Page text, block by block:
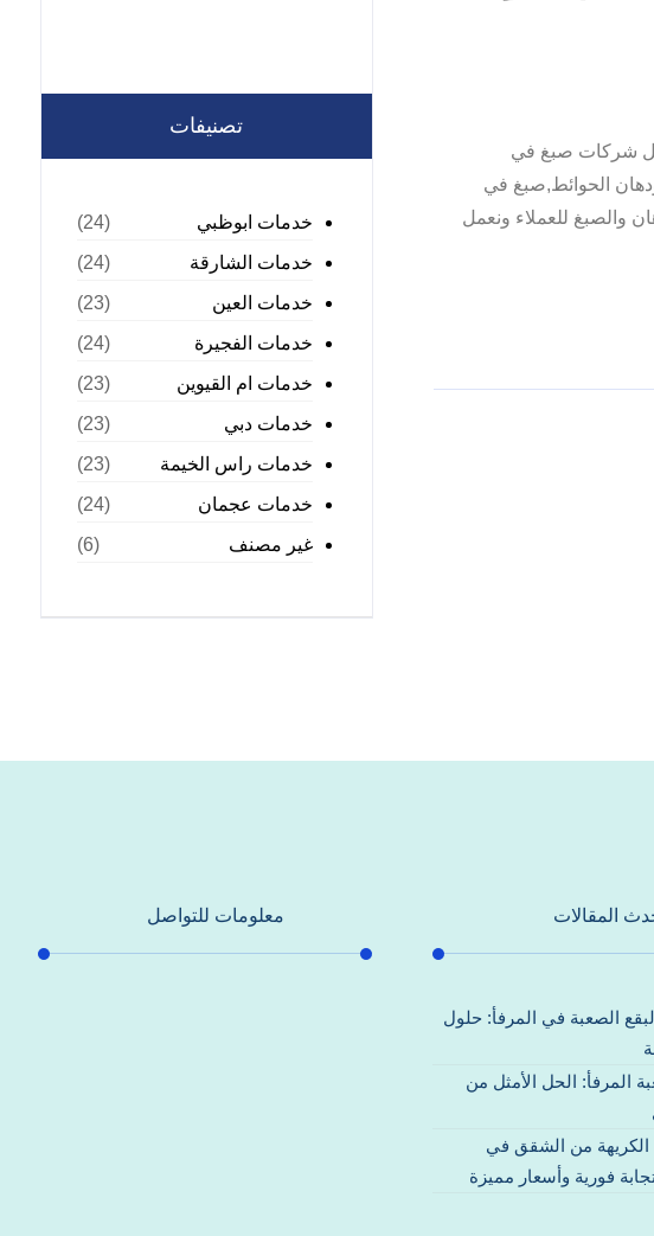
نحن افضل شركات صبغ في
الحوائط,صبغ في
والصبغ للعملاء ونعمل
تصنيفات
خدمات ابوظبي
(24)
خدمات الشارقة
(24)
خدمات العين
(23)
خدمات الفجيرة
(24)
خدمات ام القيوين
(23)
خدمات دبي
(23)
خدمات راس الخيمة
(23)
خدمات عجمان
(24)
غير مصنف
(6)
المقالات
الصعبة في المرفأ: حلول
المرفأ: الحل الأمثل من
الكريهة من الشقق في
فورية وأسعار مميزة
معلومات للتواصل